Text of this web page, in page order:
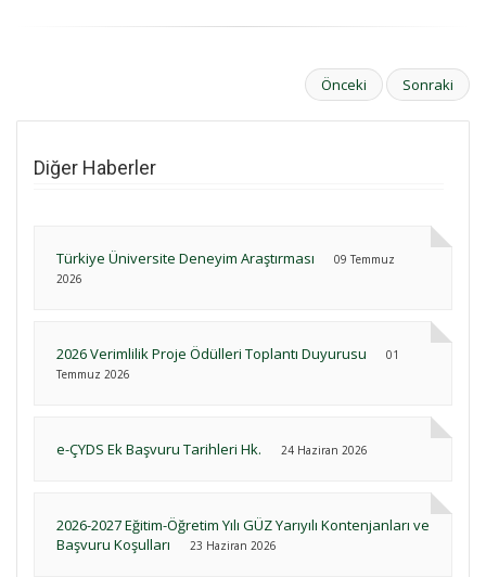
Önceki Sonraki
Diğer Haberler
Türkiye Üniversite Deneyim Araştırması
09 Temmuz
2026
2026 Verimlilik Proje Ödülleri Toplantı Duyurusu
01
Temmuz 2026
e-ÇYDS Ek Başvuru Tarihleri Hk. 24 Haziran 2026
2026-2027 Eğitim-Öğretim Yılı GÜZ Yarıyılı Kontenjanları ve
Başvuru Koşulları
23 Haziran 2026